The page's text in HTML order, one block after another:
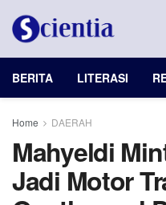
BERITA LITERASI
Home DAERAH
Mahyeldi
Jadi Motor